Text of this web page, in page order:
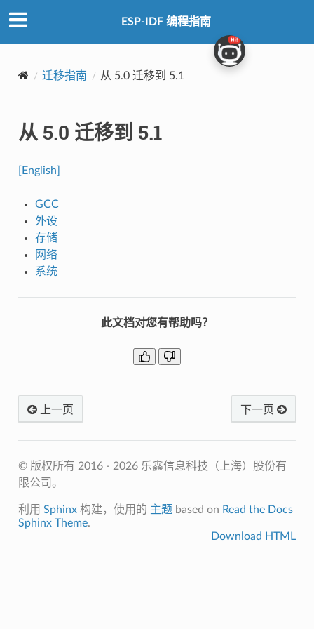
ESP-IDF 编程指南
迁移指南 从 5.0 迁移到 5.1
从 5.0 迁移到 5.1
[English]
GCC
外设
存储
网络
系统
此文档对您有帮助吗？
上一页 下一页
© 版权所有 2016 - 2026 乐鑫信息科技（上海）股份有
限公司。
利用 Sphinx构建，使用的 主题 based on Read the Docs
Sphinx Theme.
Download HTML